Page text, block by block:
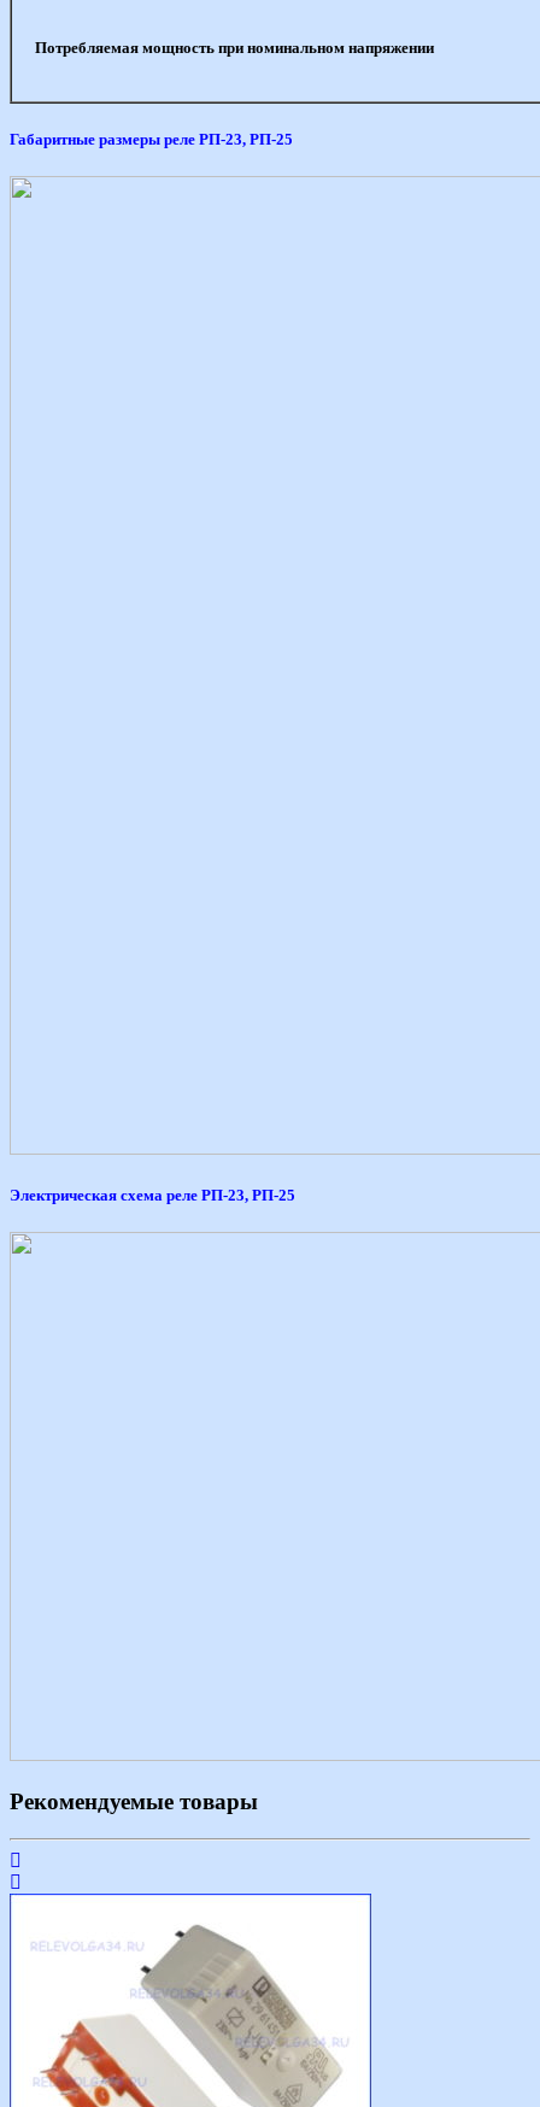
Потребляемая мощность при номинальном напряжении
Габаритные размеры реле РП-23, РП-25
Электрическая схема реле РП-23, РП-25
Рекомендуемые товары